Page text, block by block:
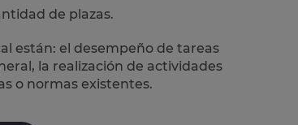
de plazas.
están: el desempeño de tareas
la realización de actividades
o normas existentes.